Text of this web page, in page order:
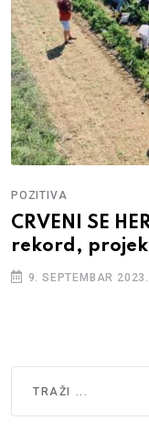
POZITIVA
CRVENI SE
rekord,
9. SEPTEMBAR 2023.
Type 2 or more